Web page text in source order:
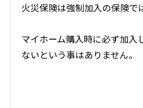
火災保険は強制加入の保険で
マイホーム購入時に必ず加入
ないという事はありません。